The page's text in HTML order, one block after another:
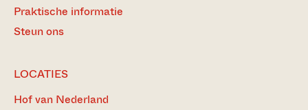
Praktische informatie
Steun ons
LOCATIES
Hof van Nederland